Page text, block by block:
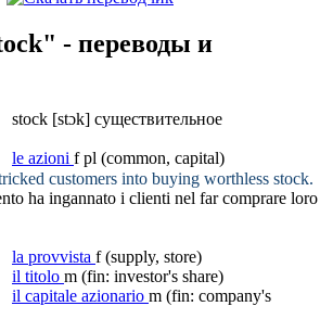
- переводы и
stock [stɔk] существительное
le azioni f pl (common, capital)
customers into buying worthless stock.
ha ingannato i clienti nel far comprare loro
la provvista f (supply, store)
il titolo m (fin: investor's share)
il capitale azionario m (fin: company's